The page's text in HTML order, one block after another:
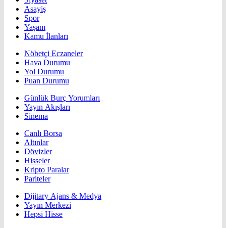
Asayiş
Spor
Yaşam
Kamu İlanları
Nöbetçi Eczaneler
Hava Durumu
Yol Durumu
Puan Durumu
Günlük Burç Yorumları
Yayın Akışları
Sinema
Canlı Borsa
Altınlar
Dövizler
Hisseler
Kripto Paralar
Pariteler
Dijitary Ajans & Medya
Yayın Merkezi
Hepsi Hisse